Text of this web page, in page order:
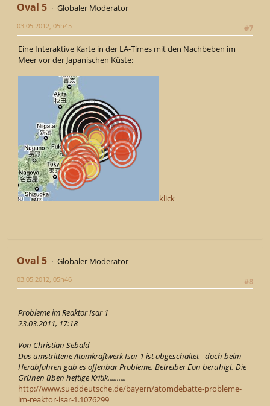
Oval 5
Globaler Moderator
#7
03.05.2012, 05h45
Eine Interaktive Karte in der LA-Times mit den Nachbeben im
Meer vor der Japanischen Küste:
klick
Oval 5
Globaler Moderator
#8
03.05.2012, 05h46
Probleme im Reaktor Isar 1
23.03.2011, 17:18
Von Christian Sebald
Das umstrittene Atomkraftwerk Isar 1 ist abgeschaltet - doch beim
Herabfahren gab es offenbar Probleme. Betreiber Eon beruhigt. Die
Grünen üben heftige Kritik..........
http://www.sueddeutsche.de/bayern/atomdebatte-probleme-
im-reaktor-isar-1.1076299